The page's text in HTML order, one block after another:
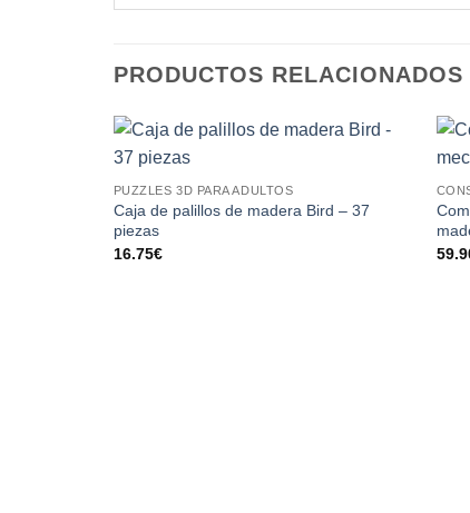
PRODUCTOS RELACIONADOS
PUZZLES 3D PARA ADULTOS
Caja de palillos de madera Bird – 37
piezas
16.75€